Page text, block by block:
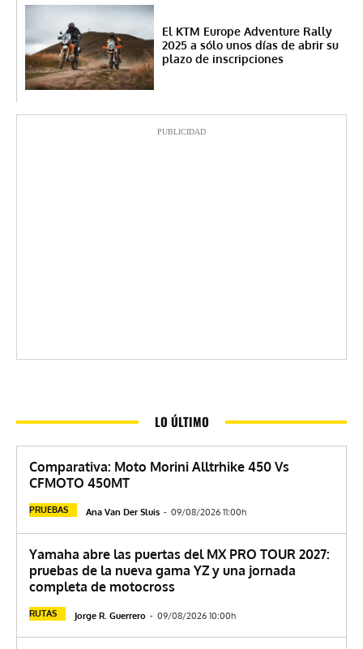
El KTM Europe Adventure Rally
2025 a sólo unos días de abrir su
plazo de inscripciones
PUBLICIDAD
LO ÚLTIMO
Comparativa: Moto Morini Alltrhike 450 Vs
CFMOTO 450MT
PRUEBAS Ana Van Der Sluis - 09/08/2026 11:00h
Yamaha abre las puertas del MX PRO TOUR 2027:
pruebas de la nueva gama YZ y una jornada
completa de motocross
RUTAS Jorge R. Guerrero - 09/08/2026 10:00h